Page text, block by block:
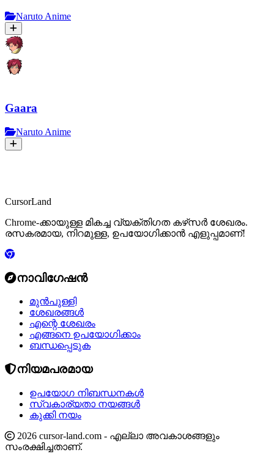
Naruto Anime
Gaara
Naruto Anime
CursorLand
Chrome-ക്കായുള്ള മികച്ച വ്യക്തിഗത കഴ്‌സർ ശേഖരം.
രസകരമായ, നിറമുള്ള, ഉപയോഗിക്കാൻ എളുപ്പമാണ്!
നാവിഗേഷൻ
മുൻപുള്ളി
ശേഖരങ്ങൾ
എന്റെ ശേഖരം
എങ്ങനെ ഉപയോഗിക്കാം
ബന്ധപ്പെടുക
നിയമപരമായ
ഉപയോഗ നിബന്ധനകൾ
സ്വകാര്യതാ നയങ്ങൾ
കുക്കി നയം
2026 cursor-land.com - എല്ലാ അവകാശങ്ങളും
സംരക്ഷിച്ചതാണ്.